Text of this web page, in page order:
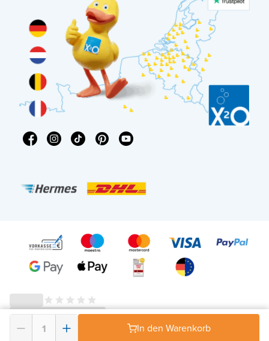
In den Warenkorb
© 2026 - X²O Badezimmer – USt-IdNr: DE343506152 -AGB Widerrufsrecht